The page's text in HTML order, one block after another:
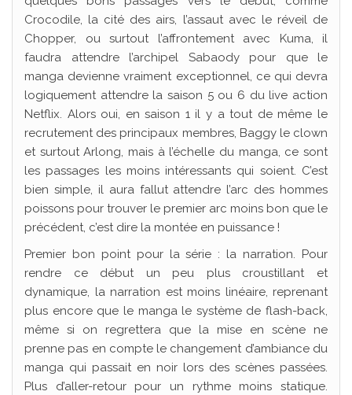
Crocodile, la cité des airs, l’assaut avec le réveil de
Chopper, ou surtout l’affrontement avec Kuma, il
faudra attendre l’archipel Sabaody pour que le
manga devienne vraiment exceptionnel, ce qui devra
logiquement attendre la saison 5 ou 6 du live action
Netflix. Alors oui, en saison 1 il y a tout de même le
recrutement des principaux membres, Baggy le clown
et surtout Arlong, mais à l’échelle du manga, ce sont
les passages les moins intéressants qui soient. C’est
bien simple, il aura fallut attendre l’arc des hommes
poissons pour trouver le premier arc moins bon que le
précédent, c’est dire la montée en puissance !
Premier bon point pour la série : la narration. Pour
rendre ce début un peu plus croustillant et
dynamique, la narration est moins linéaire, reprenant
plus encore que le manga le système de flash-back,
même si on regrettera que la mise en scène ne
prenne pas en compte le changement d’ambiance du
manga qui passait en noir lors des scènes passées.
Plus d’aller-retour pour un rythme moins statique.